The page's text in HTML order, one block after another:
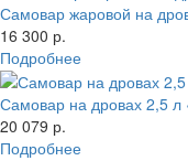
Самовар жаровой на
16 300 р.
Подробнее
Самовар на дровах 2,5
20 079 р.
Подробнее